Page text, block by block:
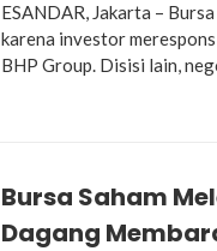
ESANDAR, Jakarta –
karena investor
BHP Group. Disisi lain,
Bursa Saham
Dagang